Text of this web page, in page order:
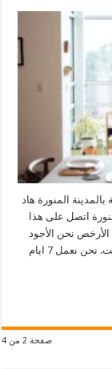
المنورة هاد
اتصل على هذا
نحن الأرخص نحن الأجود
نصلك فى اقصى سرعة ممكنة، أينما كنت، وفى أى توقيت. نحن نعمل 7 ايام
صفحة 2 من 4